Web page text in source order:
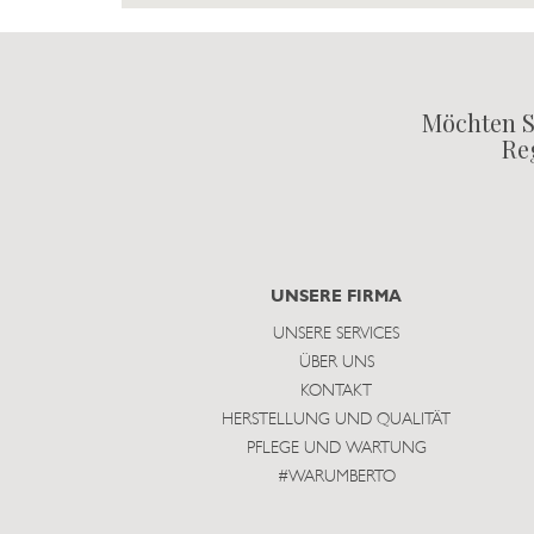
Möchten
UNSERE FIRMA
UNSERE SERVICES
ÜBER UNS
KONTAKT
HERSTELLUNG UND QUALITÄT
PFLEGE UND WARTUNG
#WARUMBERTO